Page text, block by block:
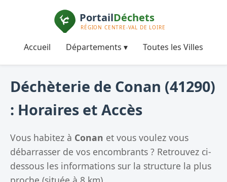
Accueil Départements ▾ Toutes les Villes
Déchèterie de Conan (41290)
: Horaires et Accès
Vous habitez à Conan et vous voulez vous
débarrasser de vos encombrants ? Retrouvez ci-
dessous les informations sur la structure la plus